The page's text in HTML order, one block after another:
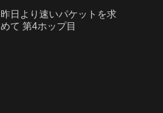
昨日より速いパケットを求
めて 第4ホップ目